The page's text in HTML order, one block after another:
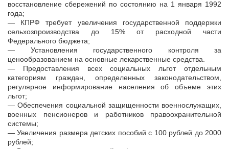
восстановление сбережений по состоянию на 1 января 1992
года;
— КПРФ требует увеличения государственной поддержки
сельхозпроизводства до 15% от расходной части
Федерального бюджета;
— Установления государственного контроля за
ценообразованием на основные лекарственные средства.
— Предоставления всех социальных льгот отдельным
категориям граждан, определенных законодательством,
регулярное информирование населения об объеме этих
льгот;
— Обеспечения социальной защищенности военнослужащих,
военных пенсионеров и работников правоохранительной
системы;
— Увеличения размера детских пособий с 100 рублей до 2000
рублей;